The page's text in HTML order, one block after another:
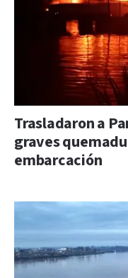
Trasladaron a
graves
embarcación